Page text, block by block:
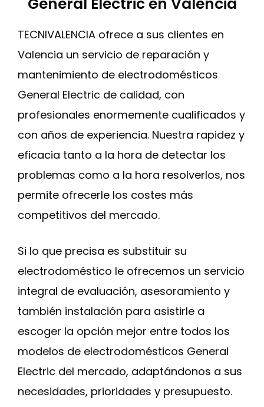
TECNIVALENCIA ofrece a sus clientes en
Valencia un servicio de reparación y
mantenimiento de electrodomésticos
General Electric de calidad, con
profesionales enormemente cualificados y
con años de experiencia. Nuestra rapidez y
eficacia tanto a la hora de detectar los
problemas como a la hora resolverlos, nos
permite ofrecerle los costes más
competitivos del mercado.
Si lo que precisa es substituir su
electrodoméstico le ofrecemos un servicio
integral de evaluación, asesoramiento y
también instalación para asistirle a
escoger la opción mejor entre todos los
modelos de electrodomésticos General
Electric del mercado, adaptándonos a sus
necesidades, prioridades y presupuesto.